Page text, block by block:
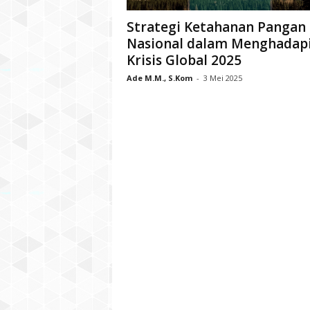
Strategi Ketahanan Pangan
Nasional dalam
Krisis Global 2025
Ade M.M., S.Kom - 3 Mei 2025